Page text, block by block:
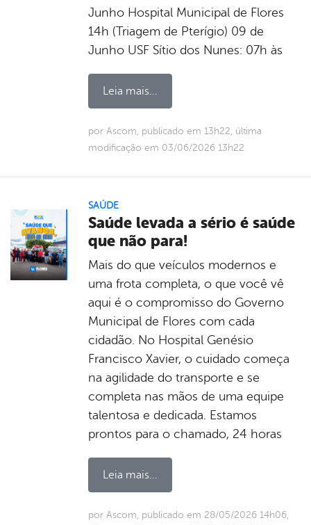
Junho Hospital Municipal de Flores
14h (Triagem de Pterígio) 09 de
Junho USF Sítio dos Nunes: 07h às
Leia mais...
por Ascom, publicado em 13h22, última
modificação em 03/06/2026 13h22
SAÚDE
Saúde levada a sério é saúde
que não para!
Mais do que veículos modernos e
uma frota completa, o que você vê
aqui é o compromisso do Governo
Municipal de Flores com cada
cidadão. No Hospital Genésio
Francisco Xavier, o cuidado começa
na agilidade do transporte e se
completa nas mãos de uma equipe
talentosa e dedicada. Estamos
prontos para o chamado, 24 horas
Leia mais...
por Ascom, publicado em 28/05/2026 14h06,